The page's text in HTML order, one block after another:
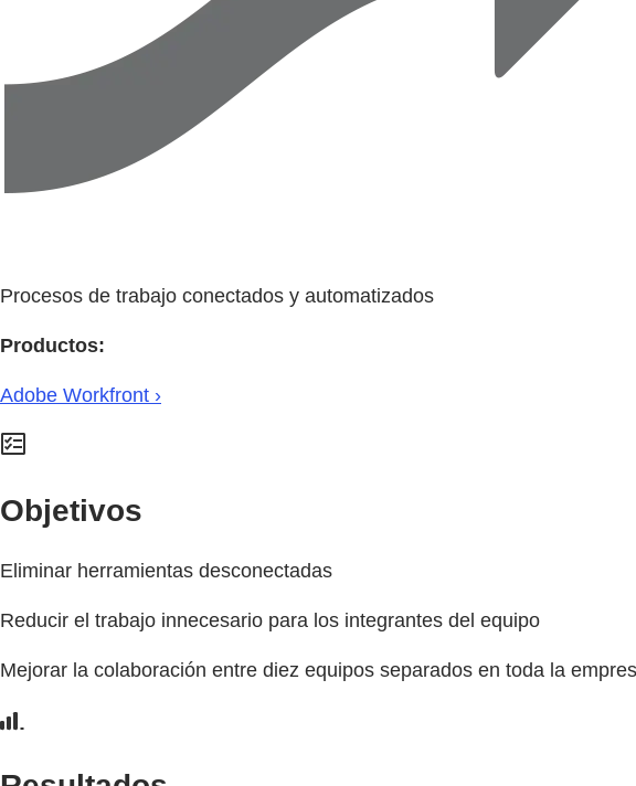
Procesos de trabajo conectados y automatizados
Productos:
Adobe Workfront ›
Objetivos
Eliminar herramientas desconectadas
Reducir el trabajo innecesario para los integrantes del equipo
Mejorar la colaboración entre diez equipos separados en toda la